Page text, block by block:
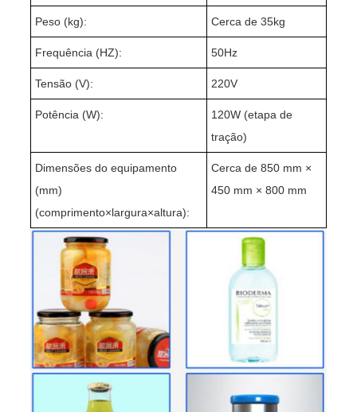
Peso (kg): Cerca de 35kg
Frequência (HZ): 50Hz
Tensão (V): 220V
Potência (W):
120W (etapa de
tração)
Dimensões do equipamento
(mm)
(comprimento×largura×altura):
Cerca de 850 mm ×
450 mm × 800 mm